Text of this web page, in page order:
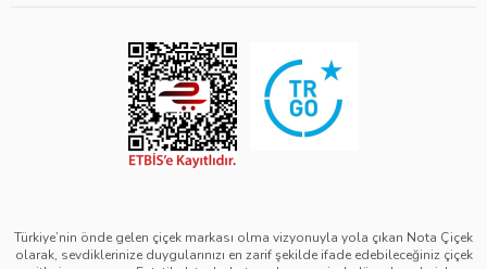
Görsel Kontrol Süreci
Ürün Sıralama Kriterleri
Üyelik Sözleşmesi
Mesafeli Satış Sözleşmesi
Kurumsal Müşterilerimiz
Kadınlar Günü Çiçekleri
Sevgililer Günü Çiçekleri
Anneler Günü Çiçekleri
Babalar Günü Çiçekleri
Türkiye’nin önde gelen çiçek markası olma vizyonuyla yola çıkan Nota Çiçek
olarak, sevdiklerinize duygularınızı en zarif şekilde ifade edebileceğiniz çiçek